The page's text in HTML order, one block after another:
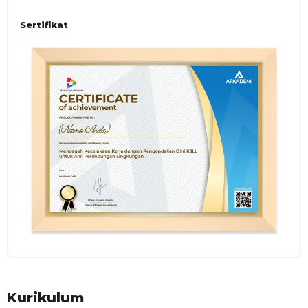
Untuk mengendalikan atau mencegah insiden tersebut,
tindakan preventif atau pencegahan menjadi salah satu
cara untuk mengurangi risiko terjadinya kecelakaan kerja.
Tindakan preventif ini merupakan bentuk dari pengendalian
dini K3LL. Dalam implementasinya, program pengendalian
dini K3LL membutuhkan sebuah proses data analisis yang
sesuai dan tepat untuk menetapkan tindaklanjut jika terjadi
ketidaksesuaian. Selanjutnya, agar segala program K3LL ini
dapat berjalan dengan lancar dan berhasil, setiap karyawan
dalam perusahaan harus mengetahui cara melakukan
pengendalian K3LL ini. Dalam program pelatihan ini, Anda
akan mendapatkan informasi dan praktik mengenai
pengendalian dini K3LL yang dapat membantu dalam
pelaksanaan tindakan pencegahan kecelakaan kerja dengan
pengendalian dini K3LL yang tepat melalui penentuan titik
Sertifikat
Kurikulum